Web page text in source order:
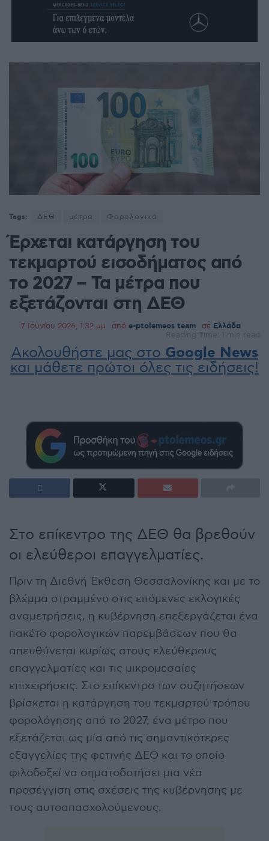
Tags: ΔΕΘ μέτρα Φορολογικά
Έρχεται κατάργηση του
τεκμαρτού εισοδήματος από
το 2027 – Τα μέτρα που
εξετάζονται στη ΔΕΘ
7 Ιουνίου 2026, 1:32 μμ από e-ptolemeos team σε Ελλάδα
Reading Time: 1 min read
Ακολουθήστε μας στο Google News
και μάθετε πρώτοι όλες τις ειδήσεις!
Στο επίκεντρο της ΔΕΘ θα βρεθούν
οι ελεύθεροι επαγγελματίες.
Πριν τη Διεθνή Έκθεση Θεσσαλονίκης και με το
βλέμμα στραμμένο στις επόμενες εκλογικές
αναμετρήσεις, η κυβέρνηση επεξεργάζεται ένα
πακέτο φορολογικών παρεμβάσεων που θα
απευθύνεται κυρίως στους ελεύθερους
επαγγελματίες και τις μικρομεσαίες
επιχειρήσεις. Στο επίκεντρο των συζητήσεων
βρίσκεται η κατάργηση του τεκμαρτού τρόπου
φορολόγησης από το 2027, ένα μέτρο που
εξετάζεται ως μία από τις σημαντικότερες
εξαγγελίες της φετινής ΔΕΘ και το οποίο
φιλοδοξεί να σηματοδοτήσει μια νέα
προσέγγιση στις σχέσεις της κυβέρνησης με
τους αυτοαπασχολούμενους.